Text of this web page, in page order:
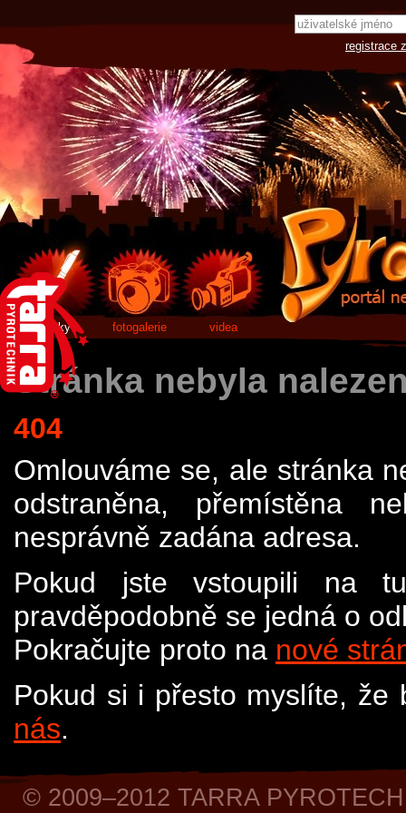
registrace
články fotogalerie videa
Stránka nebyla
404
Omlouváme se, ale stránka
odstraněna, přemístěna
nesprávně zadána adresa.
Pokud jste vstoupili na
pravděpodobně se jedná o
Pokračujte proto na nové
Pokud si i přesto myslíte,
nás.
© 2009–2012 TARRA